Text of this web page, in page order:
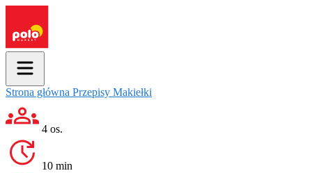
Strona główna Przepisy Makiełki
4 os.
10 min